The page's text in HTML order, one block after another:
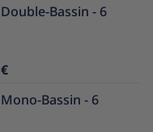
actuelBassin - 6
€Le
actuelBassin - 6